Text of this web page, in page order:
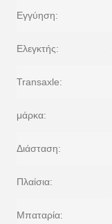
Εγγύηση:
Ελεγκτής:
Transaxle:
μάρκα:
Διάσταση:
Πλαίσια:
Μπαταρία: